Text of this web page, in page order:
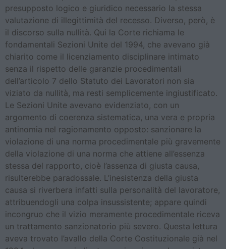
presupposto logico e giuridico necessario la stessa
valutazione di illegittimità del recesso. Diverso, però, è
il discorso sulla nullità. Qui la Corte richiama le
fondamentali Sezioni Unite del 1994, che avevano già
chiarito come il licenziamento disciplinare intimato
senza il rispetto delle garanzie procedimentali
dell’articolo 7 dello Statuto dei Lavoratori non sia
viziato da nullità, ma resti semplicemente ingiustificato.
Le Sezioni Unite avevano evidenziato, con un
argomento di coerenza sistematica, una vera e propria
antinomia nel ragionamento opposto: sanzionare la
violazione di una norma procedimentale più gravemente
della violazione di una norma che attiene all’essenza
stessa del rapporto, cioè l’assenza di giusta causa,
risulterebbe paradossale. L’inesistenza della giusta
causa si riverbera infatti sulla personalità del lavoratore,
attribuendogli una colpa insussistente; appare quindi
incongruo che il vizio meramente procedimentale riceva
un trattamento sanzionatorio più severo. Questa lettura
aveva trovato l’avallo della Corte Costituzionale già nel